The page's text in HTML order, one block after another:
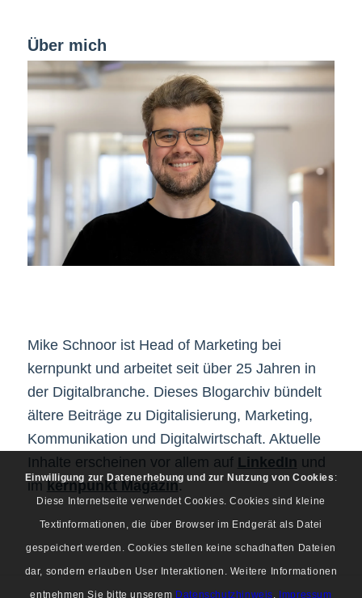
Über mich
Mike Schnoor ist Head of Marketing bei
kernpunkt und arbeitet seit über 25 Jahren in
der Digitalbranche. Dieses Blogarchiv bündelt
ältere Beiträge zu Digitalisierung, Marketing,
Kommunikation und Digitalwirtschaft. Aktuelle
Inhalte erscheinen vor allem auf LinkedIn und
imkernpunkt Magazin.
Einwilligung zur Datenerhebung und zur Nutzung von Cookies :
Diese Internetseite verwendet Cookies. Cookies sind kleine
Textinformationen, die über Browser im Endgerät als Datei
gespeichert werden. Cookies stellen keine schadhaften Dateien
dar, sondern erlauben User Interaktionen. Weitere Informationen
entnehmen Sie bitte unserem Datenschutzhinweis. Impressum